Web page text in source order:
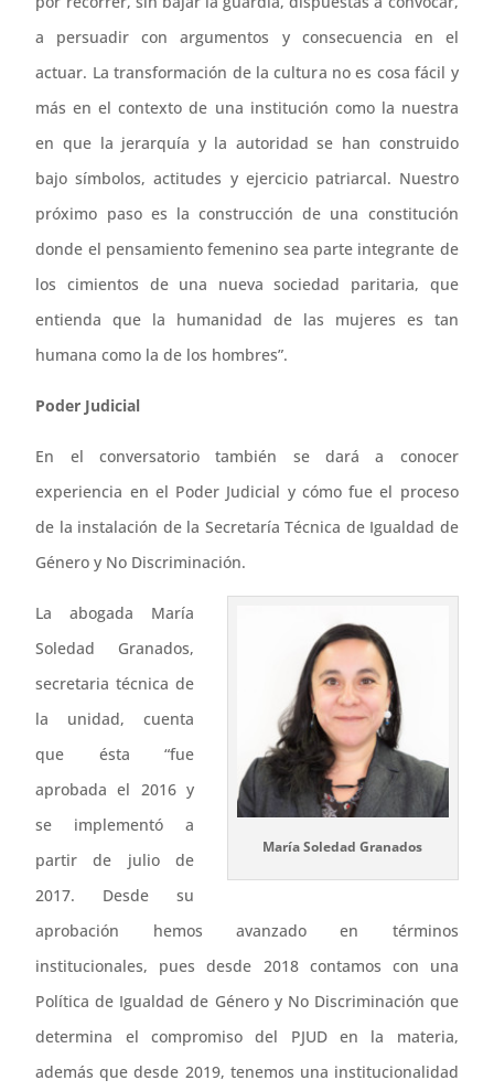
a persuadir con argumentos y consecuencia en el
actuar. La transformación de la cultura no es cosa fácil y
más en el contexto de una institución como la nuestra
en que la jerarquía y la autoridad se han construido
bajo símbolos, actitudes y ejercicio patriarcal. Nuestro
próximo paso es la construcción de una constitución
donde el pensamiento femenino sea parte integrante de
los cimientos de una nueva sociedad paritaria, que
entienda que la humanidad de las mujeres es tan
humana como la de los hombres”.
Poder Judicial
En el conversatorio también se dará a conocer
experiencia en el Poder Judicial y cómo fue el proceso
de la instalación de la Secretaría Técnica de Igualdad de
Género y No Discriminación.
María Soledad Granados
La abogada María
Soledad Granados,
secretaria técnica de
la unidad, cuenta
que ésta “fue
aprobada el 2016 y
se implementó a
partir de julio de
2017. Desde su
aprobación hemos avanzado en términos
institucionales, pues desde 2018 contamos con una
Política de Igualdad de Género y No Discriminación que
determina el compromiso del PJUD en la materia,
además que desde 2019, tenemos una institucionalidad